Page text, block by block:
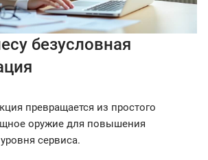
безусловная
превращается из простого
оружие для повышения
сервиса.